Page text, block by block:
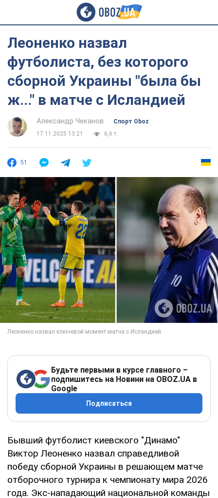
Леоненко назвал
футболиста, без которого
сборной Украины "была бы
ж..." в матче с Исландией
Александр Чеканов
Спорт Oboz
17.11.2025 13:21
6,6 т.
51
Будьте первыми в курсе главного –
подпишитесь на Новини на OBOZ.UA в
Google
Подписаться
Бывший футболист киевского "Динамо"
Виктор Леоненко назвал справедливой
победу сборной Украины в решающем матче
отборочного турнира к чемпионату мира 2026
года. Экс-нападающий национальной команды